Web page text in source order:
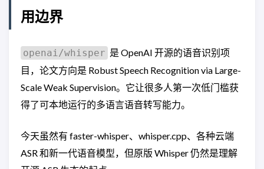
用边界
openai/whisper 是 OpenAI 开源的语音识别项
目，论文方向是 Robust Speech Recognition via Large-
Scale Weak Supervision。它让很多人第一次低门槛获
得了可本地运行的多语言语音转写能力。
今天虽然有 faster-whisper、whisper.cpp、各种云端
ASR 和新一代语音模型，但原版 Whisper 仍然是理解